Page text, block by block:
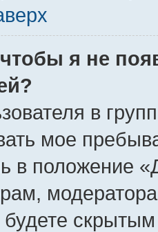
я не
в
мое
в положение